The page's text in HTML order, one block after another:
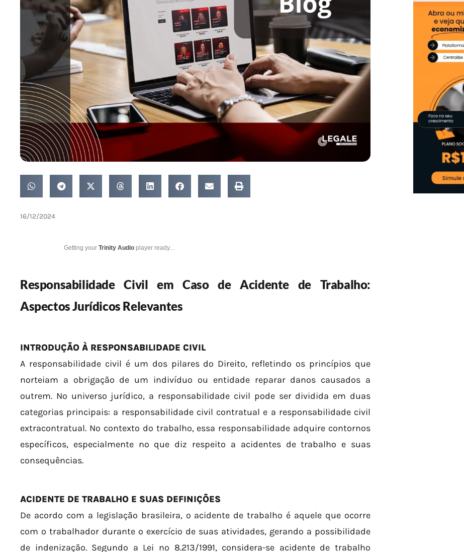
16/12/2024
Getting your Trinity Audio player ready...
Responsabilidade Civil em Caso de Acidente de Trabalho:
Aspectos Jurídicos Relevantes
INTRODUÇÃO À RESPONSABILIDADE CIVIL
A responsabilidade civil é um dos pilares do Direito, refletindo os princípios que
norteiam a obrigação de um indivíduo ou entidade reparar danos causados a
outrem. No universo jurídico, a responsabilidade civil pode ser dividida em duas
categorias principais: a responsabilidade civil contratual e a responsabilidade civil
extracontratual. No contexto do trabalho, essa responsabilidade adquire contornos
específicos, especialmente no que diz respeito a acidentes de trabalho e suas
consequências.
ACIDENTE DE TRABALHO E SUAS DEFINIÇÕES
De acordo com a legislação brasileira, o acidente de trabalho é aquele que ocorre
com o trabalhador durante o exercício de suas atividades, gerando a possibilidade
de indenização. Segundo a Lei nº 8.213/1991, considera-se acidente de trabalho